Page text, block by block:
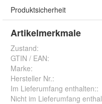
Produktsicherheit
Artikelmerkmale
Zustand:
GTIN / EAN:
Marke:
Hersteller Nr.:
Im Lieferumfang enthalten::
Nicht im Lieferumfang